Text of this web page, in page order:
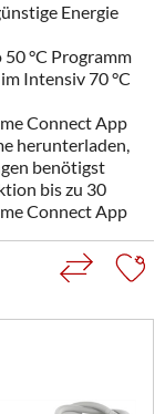
Energie
50 °C Programm
Intensiv 70 °C
Connect App
herunterladen,
benötigst
bis zu 30
Connect App